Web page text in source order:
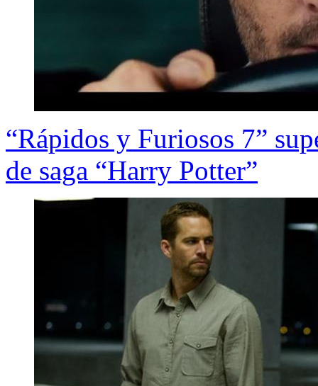
“Rápidos y Furiosos 7”
de saga “Harry Potter”